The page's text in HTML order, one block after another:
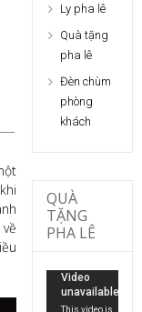
Ly pha lê
Quà tặng
pha lê
Đèn chùm
phòng
khách
QUÀ
TẶNG
PHA LÊ